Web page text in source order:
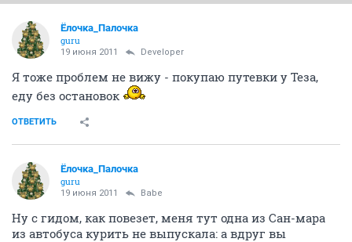
Ёлочка_Палочка
guru
19 июня 2011 Developer
Я тоже проблем не вижу - покупаю путевки у Теза,
еду без остановок
ОТВЕТИТЬ
Ёлочка_Палочка
guru
19 июня 2011 Babe
Ну с гидом, как повезет, меня тут одна из Сан-мара
из автобуса курить не выпускала: а вдруг вы